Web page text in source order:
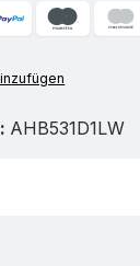
AHB531D1LW